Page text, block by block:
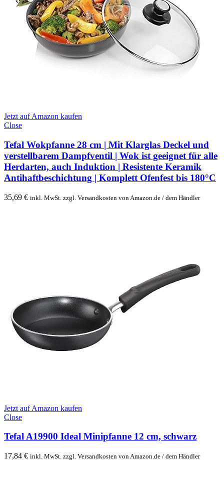
Jetzt auf Amazon kaufen
Close
Tefal Wokpfanne 28 cm | Mit Klarglas Deckel und
verstellbarem Dampfventil | Wok ist geeignet für alle
Herdarten, auch Induktion | Resistente Keramik
Antihaftbeschichtung | Komplett Ofenfest bis 180°C
35,69 € inkl. MwSt. zzgl. Versandkosten von Amazon.de / dem Händler
Jetzt auf Amazon kaufen
Close
Tefal A19900 Ideal Minipfanne 12 cm, schwarz
17,84 € inkl. MwSt. zzgl. Versandkosten von Amazon.de / dem Händler